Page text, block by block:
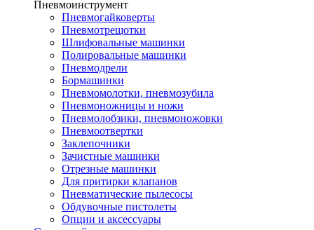
Пневмоинструмент
Пневмогайковерты
Пневмотрещотки
Шлифовальные машинки
Полировальные машинки
Пневмодрели
Бормашинки
Пневмомолотки, пневмозубила
Пневмоножницы и ножи
Пневмолобзики, пневмоножовки
Пневмоотвертки
Заклепочники
Зачистные машинки
Отрезные машинки
Для притирки клапанов
Пневматические пылесосы
Обдувочные пистолеты
Опции и аксессуары